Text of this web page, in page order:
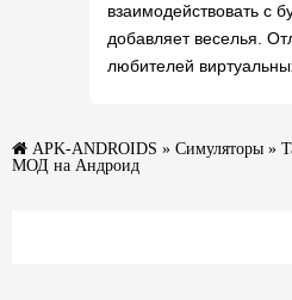
взаимодействовать с
добавляет веселья.
любителей
APK-ANDROIDS » Симуляторы »
МОД на Андроид